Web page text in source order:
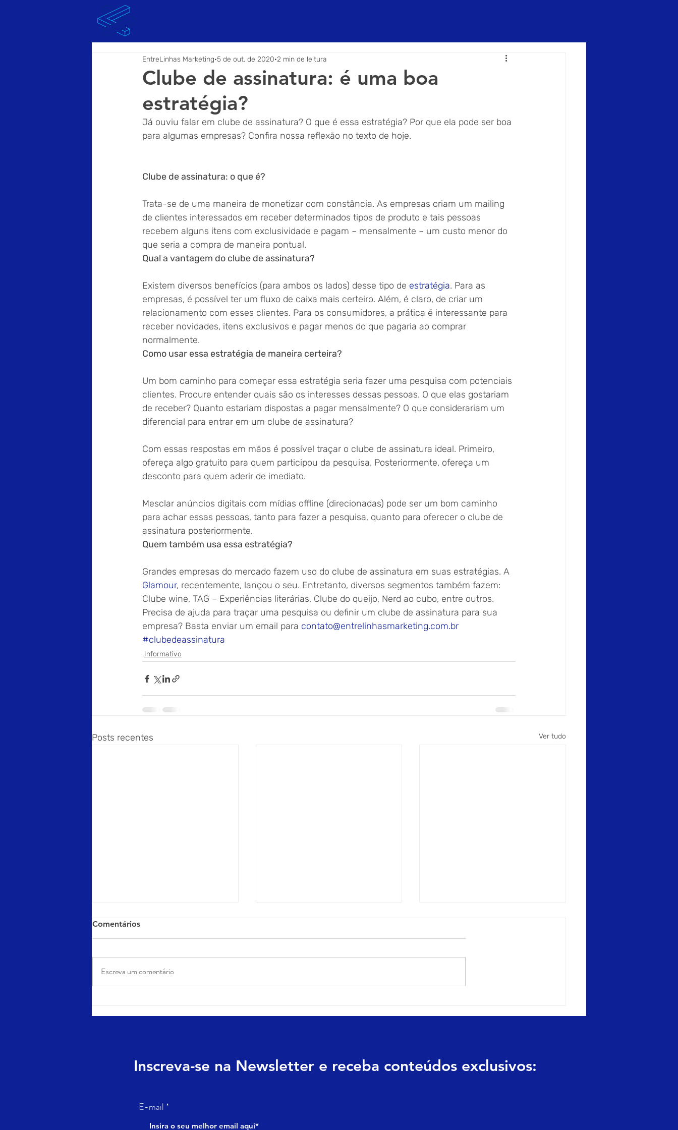
Clube de assinatura: é uma boa
estratégia?
EntreLinhas Marketing 5 de out. de 2020 2 min de leitura
Já ouviu falar em clube de assinatura? O que é essa estratégia? Por que ela pode ser boa
para algumas empresas? Confira nossa reflexão no texto de hoje.
Clube de assinatura: o que é?
Trata-se de uma maneira de monetizar com constância. As empresas criam um mailing
de clientes interessados em receber determinados tipos de produto e tais pessoas
recebem alguns itens com exclusividade e pagam – mensalmente – um custo menor do
que seria a compra de maneira pontual.
Qual a vantagem do clube de assinatura?
Existem diversos benefícios (para ambos os lados) desse tipo de estratégia. Para as
empresas, é possível ter um fluxo de caixa mais certeiro. Além, é claro, de criar um
relacionamento com esses clientes. Para os consumidores, a prática é interessante para
receber novidades, itens exclusivos e pagar menos do que pagaria ao comprar
normalmente.
Como usar essa estratégia de maneira certeira?
Um bom caminho para começar essa estratégia seria fazer uma pesquisa com potenciais
clientes. Procure entender quais são os interesses dessas pessoas. O que elas gostariam
de receber? Quanto estariam dispostas a pagar mensalmente? O que considerariam um
diferencial para entrar em um clube de assinatura?
Com essas respostas em mãos é possível traçar o clube de assinatura ideal. Primeiro,
ofereça algo gratuito para quem participou da pesquisa. Posteriormente, ofereça um
desconto para quem aderir de imediato.
Mesclar anúncios digitais com mídias offline (direcionadas) pode ser um bom caminho
para achar essas pessoas, tanto para fazer a pesquisa, quanto para oferecer o clube de
assinatura posteriormente.
Quem também usa essa estratégia?
Grandes empresas do mercado fazem uso do clube de assinatura em suas estratégias. A
Glamour, recentemente, lançou o seu. Entretanto, diversos segmentos também fazem:
Clube wine, TAG – Experiências literárias, Clube do queijo, Nerd ao cubo, entre outros.
Precisa de ajuda para traçar uma pesquisa ou definir um clube de assinatura para sua
empresa? Basta enviar um email para contato@entrelinhasmarketing.com.br
#clubedeassinatura
Informativo
Posts recentes Ver tudo
que é e como aplicar?
Experience: qual a
conquistar clientes sem ferir
Comentários
Escreva um comentário
Inscreva-se na Newsletter e receba conteúdos exclusivos:
E-mail